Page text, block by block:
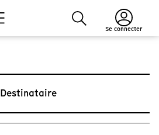
Se connecter
Destinataire